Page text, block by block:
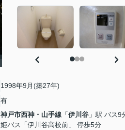
1998年9月(築27年)
有
神戸市西神・山手線 「伊川谷 」駅 バス9
姫バス「伊川谷高校前」 停歩5分